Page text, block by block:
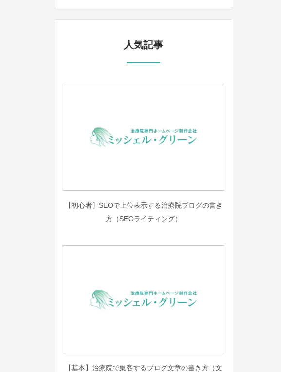
人気記事
【初心者】SEOで上位表示する治療院ブログの書き
方（SEOライティング）
【基本】治療院で集客するブログ文章の書き方（文